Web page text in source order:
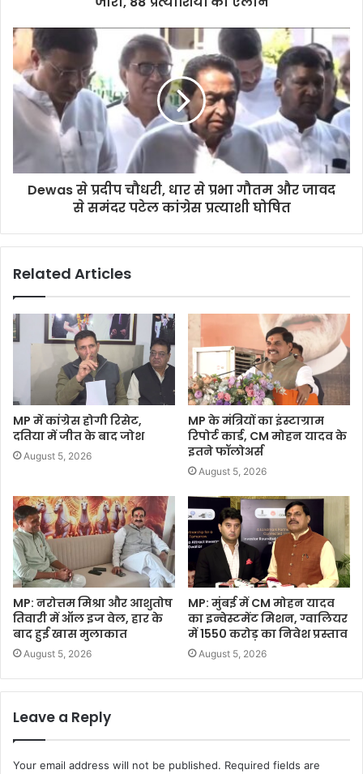
Dewas से प्रदीप चौधरी, धार से प्रभा गौतम और जावद
से समंदर पटेल कांग्रेस प्रत्याशी घोषित
Related Articles
MP में कांग्रेस होगी रिसेट,
दतिया में जीत के बाद जोश
August 5, 2026
MP के मंत्रियों का इंस्टाग्राम
रिपोर्ट कार्ड, CM मोहन यादव के
इतने फॉलोअर्स
August 5, 2026
MP: नरोत्तम मिश्रा और आशुतोष
तिवारी में ऑल इज वेल, हार के
बाद हुई खास मुलाकात
August 5, 2026
MP: मुंबई में CM मोहन यादव
का इन्वेस्टमेंट मिशन, ग्वालियर
में 1550 करोड़ का निवेश प्रस्ताव
August 5, 2026
Leave a Reply
Your email address will not be published. Required fields are